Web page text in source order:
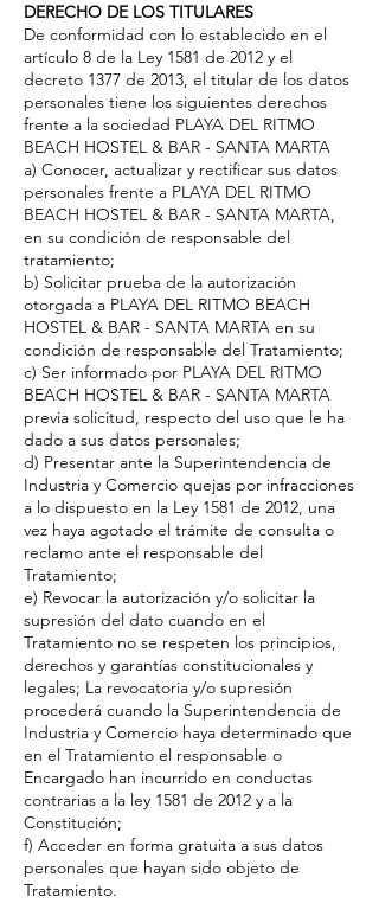
DERECHO DE LOS TITULARES
De conformidad con lo establecido en el
artículo 8 de la Ley 1581 de 2012 y el
decreto 1377 de 2013, el titular de los datos
personales tiene los siguientes derechos
frente a la sociedad PLAYA DEL RITMO
BEACH HOSTEL & BAR - SANTA MARTA
a) Conocer, actualizar y rectificar sus datos
personales frente a PLAYA DEL RITMO
BEACH HOSTEL & BAR - SANTA MARTA,
en su condición de responsable del
tratamiento;
b) Solicitar prueba de la autorización
otorgada a PLAYA DEL RITMO BEACH
HOSTEL & BAR - SANTA MARTA en su
condición de responsable del Tratamiento;
c) Ser informado por PLAYA DEL RITMO
BEACH HOSTEL & BAR - SANTA MARTA
previa solicitud, respecto del uso que le ha
dado a sus datos personales;
d) Presentar ante la Superintendencia de
Industria y Comercio quejas por infracciones
a lo dispuesto en la Ley 1581 de 2012, una
vez haya agotado el trámite de consulta o
reclamo ante el responsable del
Tratamiento;
e) Revocar la autorización y/o solicitar la
supresión del dato cuando en el
Tratamiento no se respeten los principios,
derechos y garantías constitucionales y
legales; La revocatoria y/o supresión
procederá cuando la Superintendencia de
Industria y Comercio haya determinado que
en el Tratamiento el responsable o
Encargado han incurrido en conductas
contrarias a la ley 1581 de 2012 y a la
Constitución;
f) Acceder en forma gratuita a sus datos
personales que hayan sido objeto de
Tratamiento.